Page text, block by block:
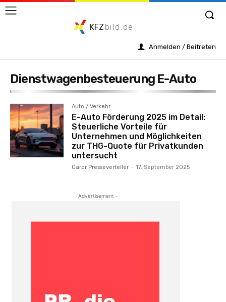
KFZ bild.de
Anmelden / Beitreten
Dienstwagenbesteuerung E-Auto
Auto / Verkehr
E-Auto Förderung 2025 im Detail:
Steuerliche Vorteile für
Unternehmen und Möglichkeiten
zur THG-Quote für Privatkunden
untersucht
Carpr Presseverteiler - 17. September 2025
- Advertisement -